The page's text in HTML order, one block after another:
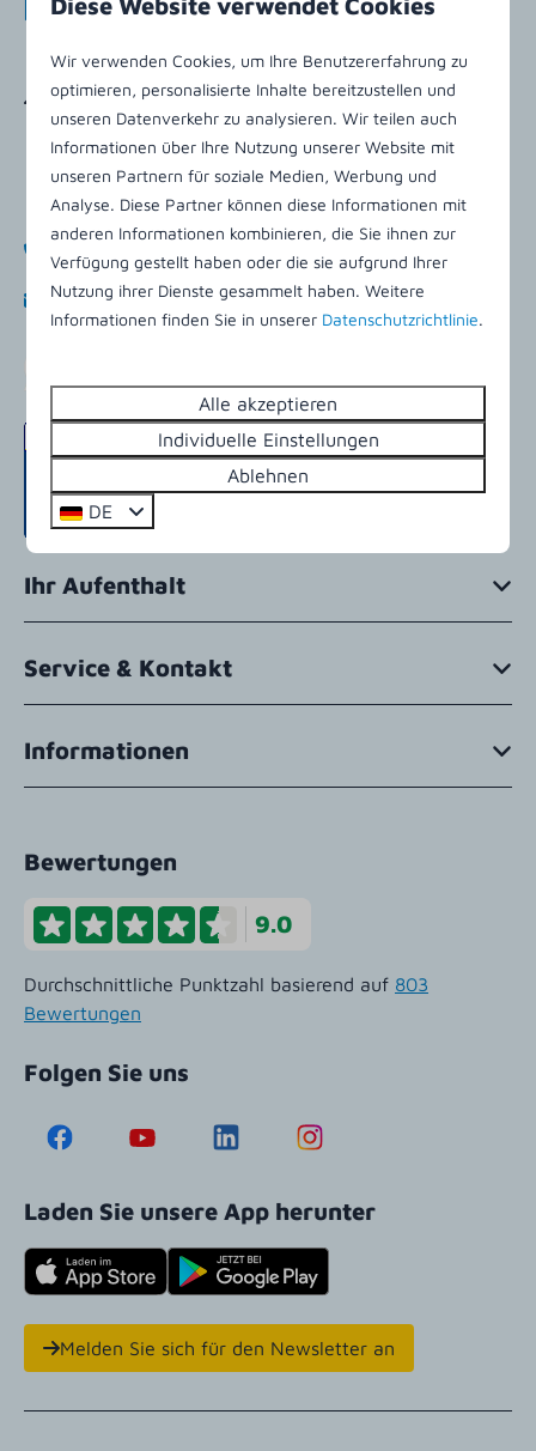
Klein Vaarwaterweg 14
9164 MA Buren (Ameland)
Friesland
Nederland
+31 (0)519 542156
info@kleinvaarwater.nl
Ihr Aufenthalt
Service & Kontakt
Informationen
Bewertungen
9.0
Durchschnittliche Punktzahl basierend auf 803
Bewertungen
Folgen Sie uns
Laden Sie unsere App herunter
Melden Sie sich für den Newsletter an
Wir verwenden Cookies, um Ihre Benutzererfahrung zu
optimieren, personalisierte Inhalte bereitzustellen und
unseren Datenverkehr zu analysieren. Wir teilen auch
Informationen über Ihre Nutzung unserer Website mit
unseren Partnern für soziale Medien, Werbung und
Analyse. Diese Partner können diese Informationen mit
anderen Informationen kombinieren, die Sie ihnen zur
Verfügung gestellt haben oder die sie aufgrund Ihrer
Nutzung ihrer Dienste gesammelt haben. Weitere
Informationen finden Sie in unserer Datenschutzrichtlinie.
Alle akzeptieren
Individuelle Einstellungen
Ablehnen
DE